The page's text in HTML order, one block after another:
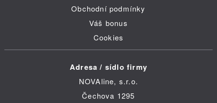
Obchodní podmínky
Váš bonus
Cookies
Adresa / sídlo firmy
NOVAline, s.r.o.
Čechova 1295